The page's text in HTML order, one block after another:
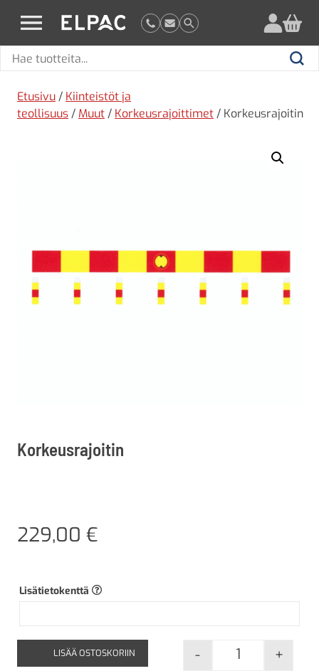
elpac.fi
Hae
Hae
Etusivu / Kiinteistöt ja
teollisuus / Muut / Korkeusrajoittimet / Korkeusrajoitin
Korkeusrajoitin
229,00 €
Lisätietokenttä
- +
LISÄÄ OSTOSKORIIN